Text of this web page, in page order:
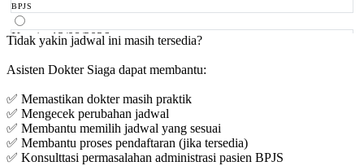
BPJS
Kamis, 13/08/2026
Jam 11:00 - 12:00
EKSEKUTIF
Jumat, 14/08/2026
Jam 08:00 - 10:00
BPJS
Jumat, 14/08/2026
Tidak yakin jadwal ini masih tersedia?
Asisten Dokter Siaga dapat membantu:
✅ Memastikan dokter masih praktik
✅ Mengecek perubahan jadwal
✅ Membantu memilih jadwal yang sesuai
✅ Membantu proses pendaftaran (jika tersedia)
✅ Konsulttasi permasalahan administrasi pasien BPJS